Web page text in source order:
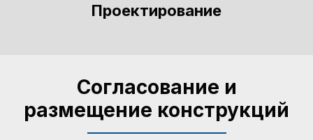
Проектирование
Согласование и
размещение конструкций